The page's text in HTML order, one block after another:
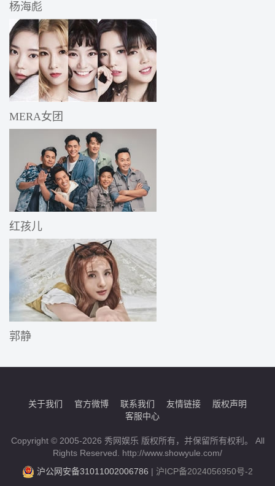
杨海彪
MERA女团
红孩儿
郭静
关于我们 官方微博 联系我们 友情链接
版权声明
客服中心
Copyright © 2005-2026 秀网娱乐 版权所有，并保留所有权利。 All
Rights Reserved. http://www.showyule.com/
沪公网安备31011002006786 | 沪ICP备2024056950号-2